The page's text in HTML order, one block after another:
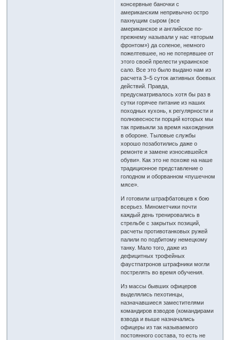
консервные баночки с
американским непривычно остро
пахнущим сыром (все
американское и английское по-
прежнему называли у нас «вторым
фронтом») да соленое, немного
пожелтевшее, но не потерявшее от
этого своей прелести украинское
сало. Все это было выдано нам из
расчета 3–5 суток активных боевых
действий. Правда,
предусматривалось хотя бы раз в
сутки горячее питание из наших
походных кухонь, к регулярности и
полновесности порций которых мы
так привыкли за время нахождения
в обороне. Тыловые службы
хорошо позаботились даже о
ремонте и замене износившейся
обуви». Как это не похоже на наше
традиционное представление о
голодном и оборванном «пушечном
мясе».
И готовили штрафбатовцев к бою
всерьез. Минометчики почти
каждый день тренировались в
стрельбе с закрытых позиций,
расчеты противотанковых ружей
палили по подбитому немецкому
танку. Мало того, даже из
дефицитных трофейных
фаустпатронов штрафники могли
пострелять во время обучения.
Из массы бывших офицеров
выделялись пехотинцы,
назначавшиеся заместителями
командиров взводов (командирами
взвода и выше назначались
офицеры из так называемого
постоянного состава, то есть не